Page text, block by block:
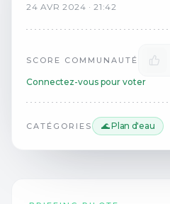
24 AVR 2024 ·21:42
SCORE COMMUNAUTÉ
Connectez-vous pour voter
CATÉGORIES 🌊 Plan d'eau